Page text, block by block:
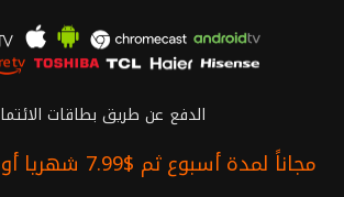
الدفع عن طريق بطاقات
مجاناً لمدة أسبوع ثم $7.99 شهريا أو $59.99 سنويا